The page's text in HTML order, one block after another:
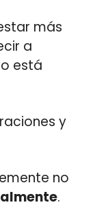
más
a
está
y
no
.